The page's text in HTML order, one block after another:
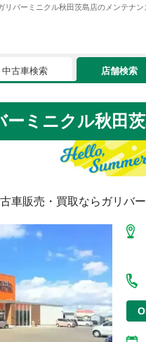
リバーミニクル秋田茨島店のメンテナ
お気に入
中古車検索 店舗検索
ーミニクル秋田
車販売・買取ならガリバ